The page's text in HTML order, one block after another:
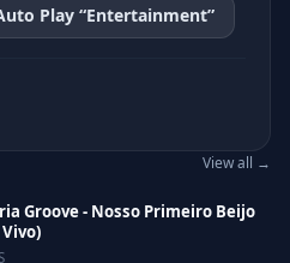
Play “Entertainment”
View all →
Groove - Nosso Primeiro Beijo